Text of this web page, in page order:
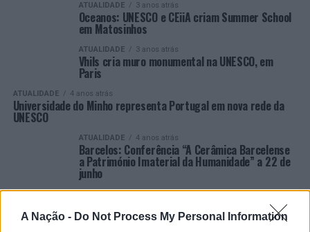
A Nação - Do Not Process My Personal Information
ATUALIDADE 3 anos atrás
Oceanos: UNESCO e CEiiA criam Summer School
em Matosinhos
ATUALIDADE 3 anos atrás
Vhils cria muro monumental na UNESCO, em
Paris
ATUALIDADE 4 anos atrás
Universidade do Minho representa Portugal em nova rede da
UNESCO
ATUALIDADE 4 anos atrás
Barcelos: Conferência “A Cerâmica Barcelense
a Património Imaterial da Humanidade” a 22 de
junho
ATUALIDADE 4 anos atrás
Município de Barcelos celebra Dia Internacional
dos Monumentos e Sítios